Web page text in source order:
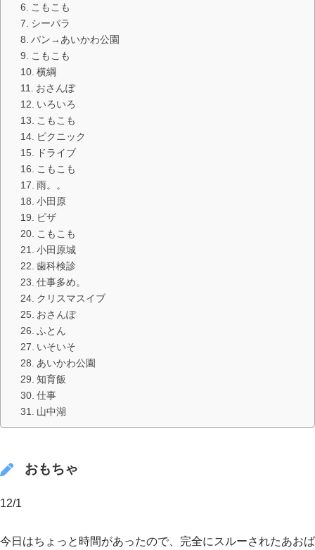
こもこも
シーパラ
パン→あいかわ公園
こもこも
横綱
おさんぽ
いろいろ
こもこも
ピクニック
ドライブ
こもこも
雨。。
小田原
ピザ
こもこも
小田原城
歯科検診
仕事多め。
クリスマスイブ
おさんぽ
ふとん
いそいそ
あいかわ公園
知育飯
仕事
山中湖
おもちゃ
12/1
今日はちょっと時間があったので、完全にスルーされたあおば